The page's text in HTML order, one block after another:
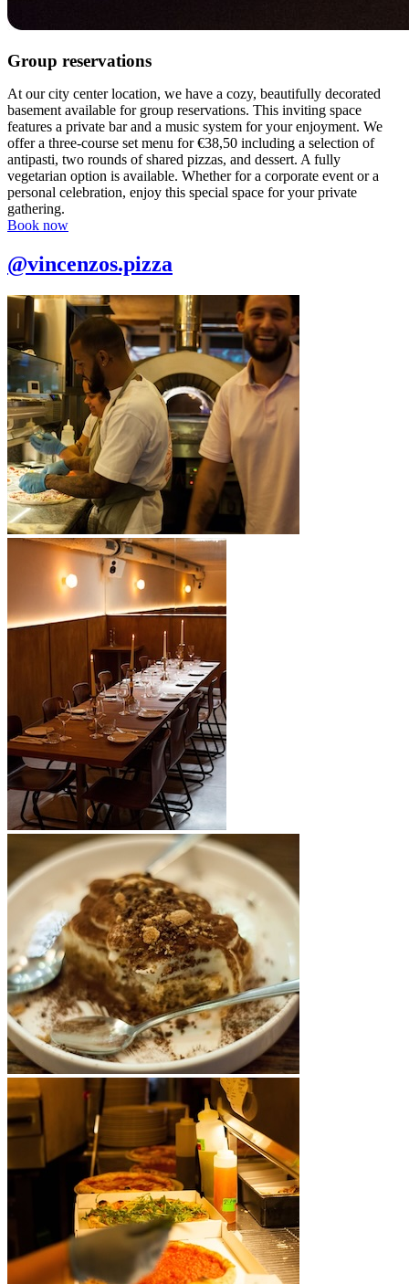
Group reservations
At our city center location, we have a cozy, beautifully decorated
basement available for group reservations. This inviting space
features a private bar and a music system for your enjoyment. We
offer a three-course set menu for €38,50 including a selection of
antipasti, two rounds of shared pizzas, and dessert. A fully
vegetarian option is available. Whether for a corporate event or a
personal celebration, enjoy this special space for your private
gathering.
Book now
@vincenzos.pizza